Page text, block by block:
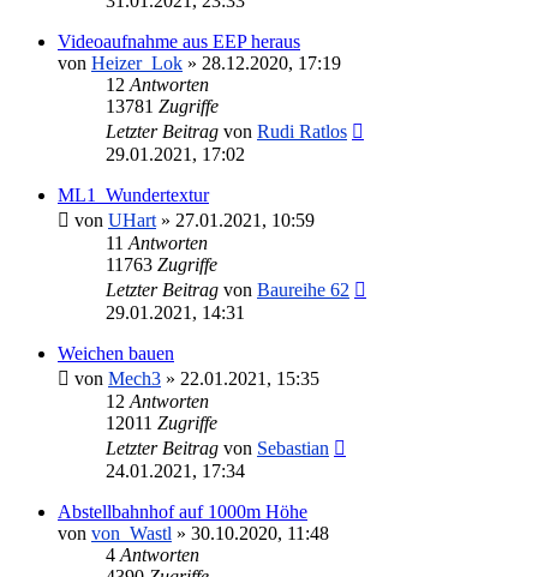
Videoaufnahme aus EEP heraus
von Heizer_Lok » 28.12.2020, 17:19
12 Antworten
13781 Zugriffe
Letzter Beitrag von Rudi Ratlos
29.01.2021, 17:02
ML1_Wundertextur
von UHart » 27.01.2021, 10:59
11 Antworten
11763 Zugriffe
Letzter Beitrag von Baureihe 62
29.01.2021, 14:31
Weichen bauen
von Mech3 » 22.01.2021, 15:35
12 Antworten
12011 Zugriffe
Letzter Beitrag von Sebastian
24.01.2021, 17:34
Abstellbahnhof auf 1000m Höhe
von von_Wastl » 30.10.2020, 11:48
4 Antworten